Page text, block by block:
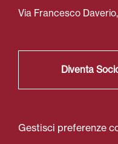
Via Francesco
Diventa
Gestisci preferenze